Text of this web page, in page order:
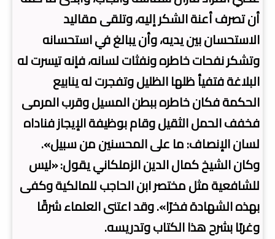
أن تصرف أعنة الشكر إليه، وتلقى مقاليد
الاستحسان بين يديه، وأن يبالغ في استحسانه
وتشكر نفحات خاطره ونفثات لسانه، فإنه تيسرت له
البلاغة فتفيأ ظلها الظليل وتفجرت له ينابيع
الحكمة فكان خاطره ببطن المسيل وقرب المرمى
فخفف الحمل الثقيل وقام بوظيفة الإيجاز فناداه
لسان الإنصاف: ما على المحسنين من سبيل».
وكان الشيخ كمال الدين الزملكاني يقول: «ليس
للشافعية مثل مختصر ابن الحاجب للمالكية وكفى
بهذه الشهادة فخرًا». وقد اعتنى العلماء شرقًا
وغربًا بشرح هذا الكتاب وتدريسه.